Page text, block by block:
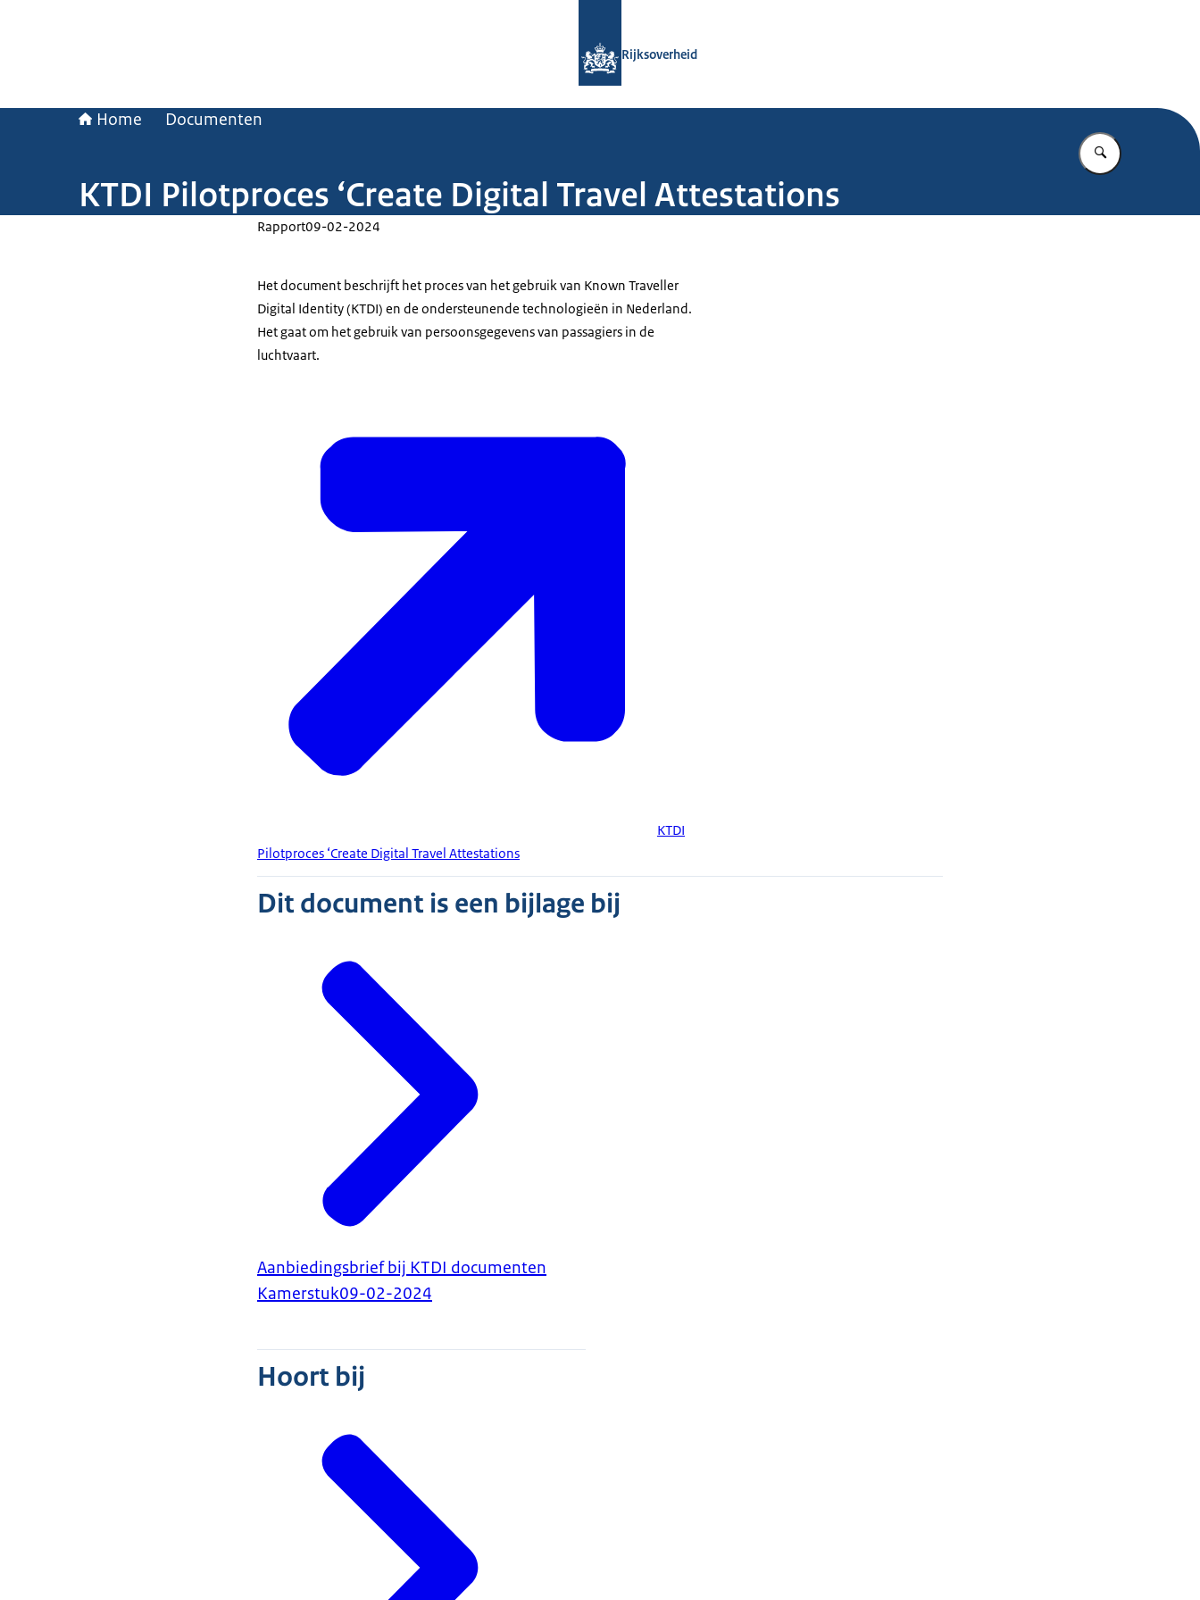
Rijksoverheid
Home Documenten
Vul in wat u
KTDI Pilotproces ‘Create Digital Travel Attestations
Rapport09-02-2024
Het document beschrijft het proces van het gebruik van Known Traveller
Digital Identity (KTDI) en de ondersteunende technologieën in Nederland.
Het gaat om het gebruik van persoonsgegevens van passagiers in de
luchtvaart.
KTDI
Pilotproces ‘Create Digital Travel Attestations
Dit document is een bijlage bij
Aanbiedingsbrief bij KTDI documenten
Kamerstuk09-02-2024
Hoort bij